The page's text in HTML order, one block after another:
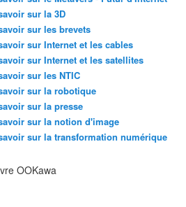
est-il la fin ? - OOKAWA
sur la 3D
sur les brevets
sur Internet et les cables
sur Internet et les satellites
sur les NTIC
sur la robotique
sur la presse
sur la notion d'image
sur la transformation numérique
OOKawa